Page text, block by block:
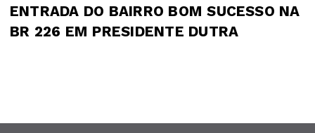
ENTRADA DO BAIRRO BOM SUCESSO NA
BR 226 EM PRESIDENTE DUTRA